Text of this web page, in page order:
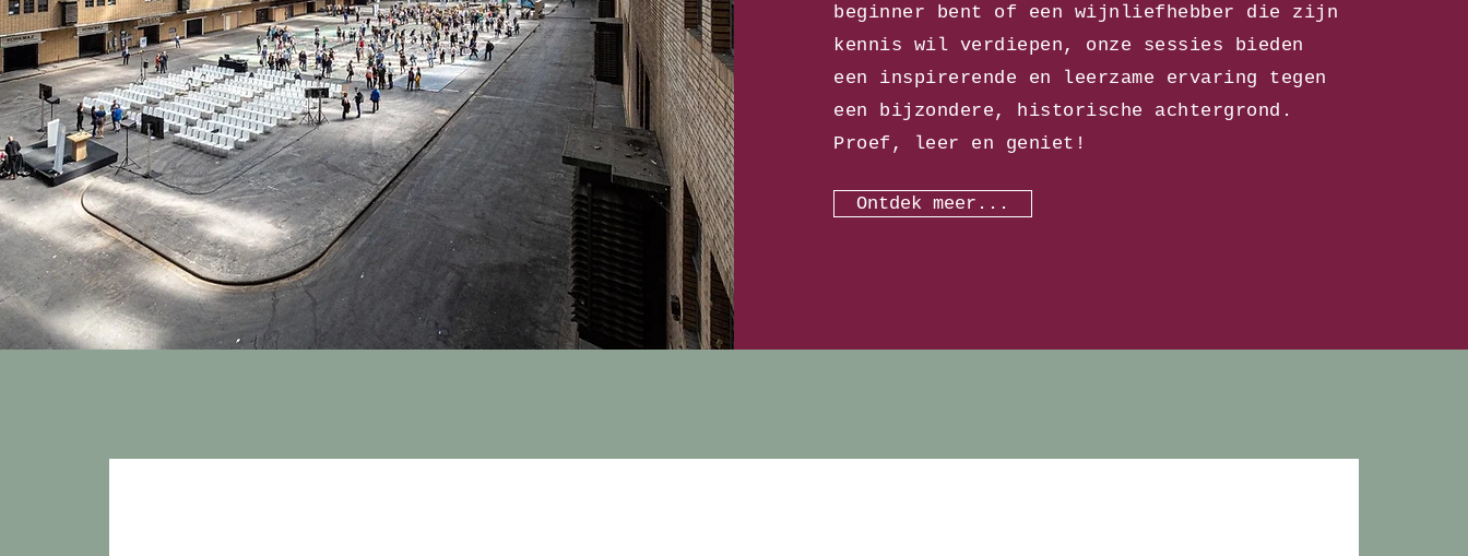
beginner bent of een wijnliefhebber die zijn
kennis wil verdiepen, onze sessies bieden
een inspirerende en leerzame ervaring tegen
een bijzondere, historische achtergrond.
Proef, leer en geniet!
Ontdek meer...